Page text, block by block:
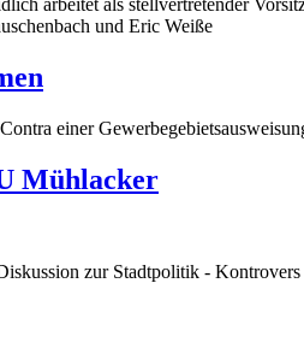
arbeitet als stellvertretender
und Eric Weiße
einer
Mühlacker
zur Stadtpolitik -